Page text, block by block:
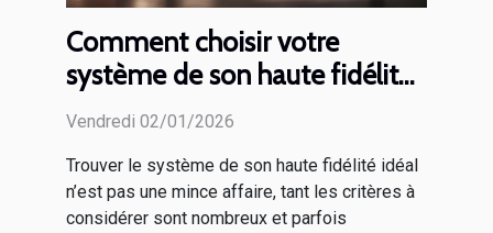
Comment choisir votre
système de son haute fidélité
parfait ?
Vendredi 02/01/2026
Trouver le système de son haute fidélité idéal
n’est pas une mince affaire, tant les critères à
considérer sont nombreux et parfois